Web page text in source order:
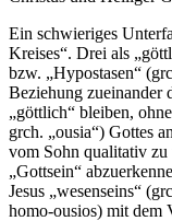
Ein schwieriges
Kreises“. Drei als
bzw. „Hypostasen“
Beziehung zueinander
„göttlich“ bleiben,
grch. „ousia“) Gottes
vom Sohn qualitativ zu
„Gottsein“
Jesus „wesenseins“
homo-ousios) mit dem